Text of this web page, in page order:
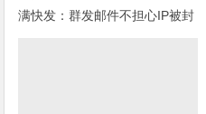
满快发：群发邮件不担心IP被封